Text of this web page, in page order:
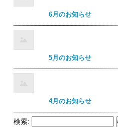
6月のお知らせ
5月のお知らせ
4月のお知らせ
検索: